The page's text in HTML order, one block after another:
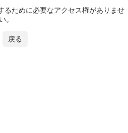
るために必要なアクセス権がありませ
。
戻る